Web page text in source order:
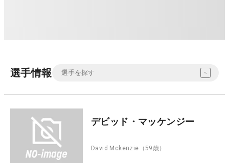
選手情報
デビッド・マッケンジー
David Mckenzie （59歳）